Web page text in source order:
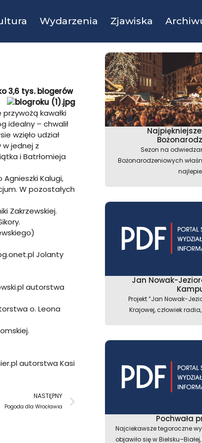
Wydarzenia Zjawiska
3,6 tys. blogerów
kawałki
idealny – chwalił
wzięło udział
w jednej z
i Batrłomieja
Kalugi,
W pozostałych
Zakrzewskiej.
Jolanty
autorstwa
o. Leona
autorstwa Kasi
NASTĘPNY
Pogoda dla Wrocławia
Następny
Sezon na
Bożonarodzeniowych
Jan Nowak-
Projekt ”Jan Nowak-
Krajowej, człowiek
Pochwała
Najciekawsze tegoroczne
objawiło się w